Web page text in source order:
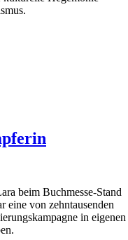
beim Buchmesse-Stand
eine von zehntausenden
in eigenen